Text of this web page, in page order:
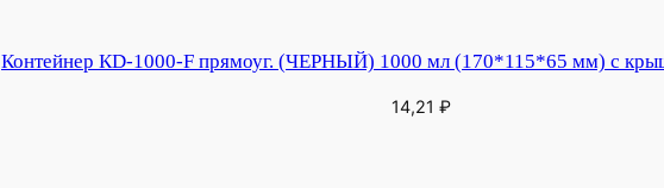
Контейнер КD-1000-F прямоуг. (ЧЕРНЫЙ) 1000 мл (170*115*65 мм) с
14,21 ₽